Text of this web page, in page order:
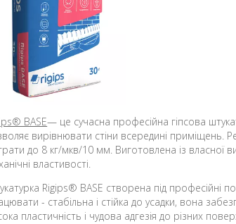
BASE— це сучасна професійна гіпсова
вирівнювати стіни всередині приміщень.
до 8 кг/мкв/10 мм. Виготовлена із власної
властивості.
Rigips® BASE створена під професійні
- стабільна і стійка до усадки, вона
пластичність і чудова адгезія до різних